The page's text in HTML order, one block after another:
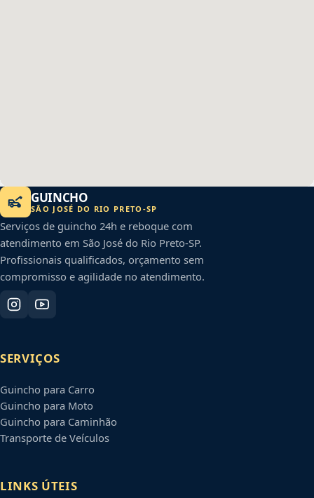
GUINCHO
SÃO JOSÉ DO RIO PRETO -SP
Serviços de guincho 24h e reboque com
atendimento em São José do Rio Preto-SP.
Profissionais qualificados, orçamento sem
compromisso e agilidade no atendimento.
SERVIÇOS
Guincho para Carro
Guincho para Moto
Guincho para Caminhão
Transporte de Veículos
LINKS ÚTEIS